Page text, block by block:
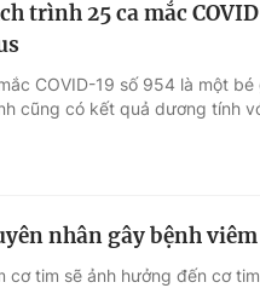
Chất
trình 25 ca mắc
COVID-19 số 954 là một
cũng có kết quả dương tính
nhân gây bệnh
cơ tim sẽ ảnh hưởng đến cơ